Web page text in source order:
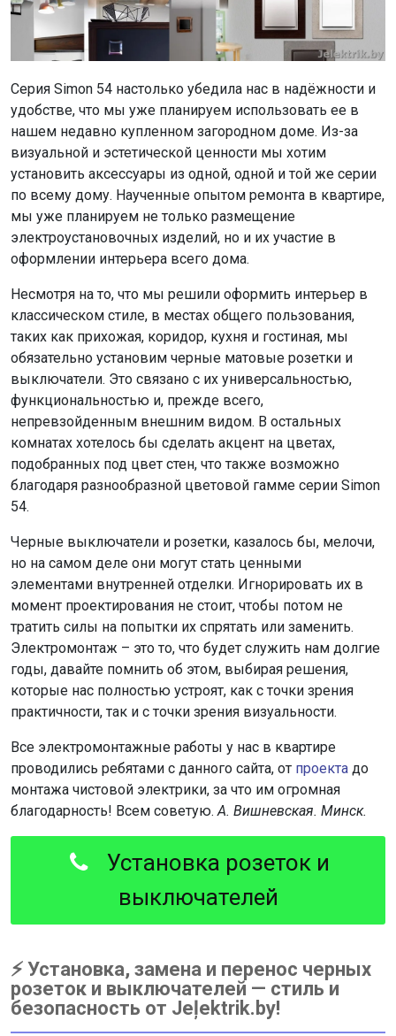
Серия Simon 54 настолько убедила нас в надёжности и
удобстве, что мы уже планируем использовать ее в
нашем недавно купленном загородном доме. Из-за
визуальной и эстетической ценности мы хотим
установить аксессуары из одной, одной и той же серии
по всему дому. Наученные опытом ремонта в квартире,
мы уже планируем не только размещение
электроустановочных изделий, но и их участие в
оформлении интерьера всего дома.
Несмотря на то, что мы решили оформить интерьер в
классическом стиле, в местах общего пользования,
таких как прихожая, коридор, кухня и гостиная, мы
обязательно установим черные матовые розетки и
выключатели. Это связано с их универсальностью,
функциональностью и, прежде всего,
непревзойденным внешним видом. В остальных
комнатах хотелось бы сделать акцент на цветах,
подобранных под цвет стен, что также возможно
благодаря разнообразной цветовой гамме серии Simon
54.
Черные выключатели и розетки, казалось бы, мелочи,
но на самом деле они могут стать ценными
элементами внутренней отделки. Игнорировать их в
момент проектирования не стоит, чтобы потом не
тратить силы на попытки их спрятать или заменить.
Электромонтаж – это то, что будет служить нам долгие
годы, давайте помнить об этом, выбирая решения,
которые нас полностью устроят, как с точки зрения
практичности, так и с точки зрения визуальности.
Все электромонтажные работы у нас в квартире
проводились ребятами с данного сайта, от проекта до
монтажа чистовой электрики, за что им огромная
благодарность! Всем советую.А. Вишневская. Минск.
Установка розеток и
выключателей
⚡ Установка, замена и перенос черных
розеток и выключателей — стиль и
безопасность от Jeļektrik.by!